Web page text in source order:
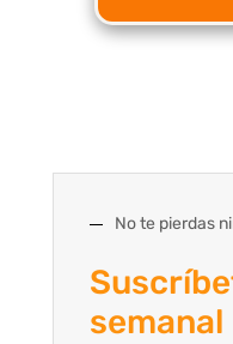
No te pierdas
semanal